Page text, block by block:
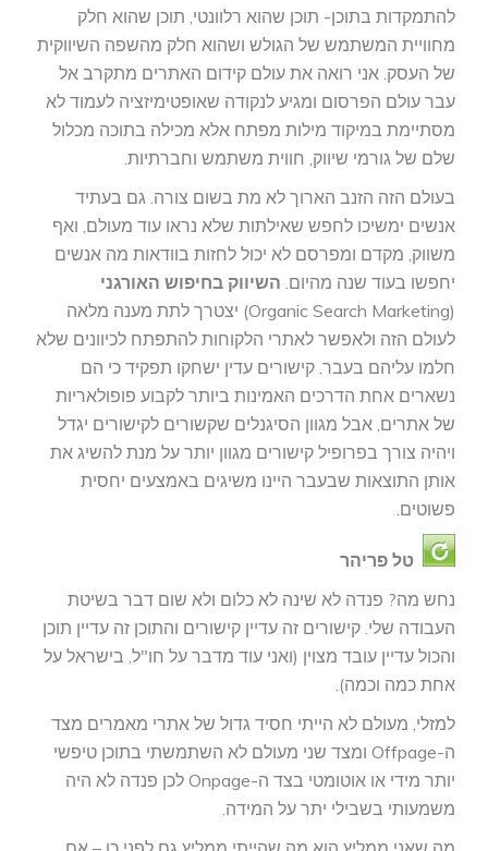
להתמקדות בתוכן- תוכן שהוא רלוונטי, תוכן שהוא חלק
מחוויית המשתמש של הגולש ושהוא חלק מהשפה השיווקית
של העסק. אני רואה את עולם קידום האתרים מתקרב אל
עבר עולם הפרסום ומגיע לנקודה שאופטימיזציה לעמוד לא
מסתיימת במיקוד מילות מפתח אלא מכילה בתוכה מכלול
שלם של גורמי שיווק, חווית משתמש וחברתיות.
בעולם הזה הזנב הארוך לא מת בשום צורה. גם בעתיד
אנשים ימשיכו לחפש שאילתות שלא נראו עוד מעולם, ואף
משווק, מקדם ומפרסם לא יכול לחזות בוודאות מה אנשים
יחפשו בעוד שנה מהיום. השיווק בחיפוש האורגני
(Organic Search Marketing) יצטרך לתת מענה מלאה
לעולם הזה ולאפשר לאתרי הלקוחות להתפתח לכיוונים שלא
חלמו עליהם בעבר. קישורים עדין ישחקו תפקיד כי הם
נשארים אחת הדרכים האמינות ביותר לקבוע פופולאריות
של אתרים, אבל מגוון הסיגנלים שקשורים לקישורים יגדל
ויהיה צורך בפרופיל קישורים מגוון יותר על מנת להשיג את
אותן התוצאות שבעבר היינו משיגים באמצעים יחסית
פשוטים.
טל פריהר
נחש מה? פנדה לא שינה לא כלום ולא שום דבר בשיטת
העבודה שלי. קישורים זה עדיין קישורים והתוכן זה עדיין תוכן
והכול עדיין עובד מצוין (ואני עוד מדבר על חו"ל, בישראל על
אחת כמה וכמה).
למזלי, מעולם לא הייתי חסיד גדול של אתרי מאמרים מצד
ה-Offpage ומצד שני מעולם לא השתמשתי בתוכן טיפשי
יותר מידי או אוטומטי בצד ה-Onpage לכן פנדה לא היה
משמעותי בשבילי יתר על המידה.